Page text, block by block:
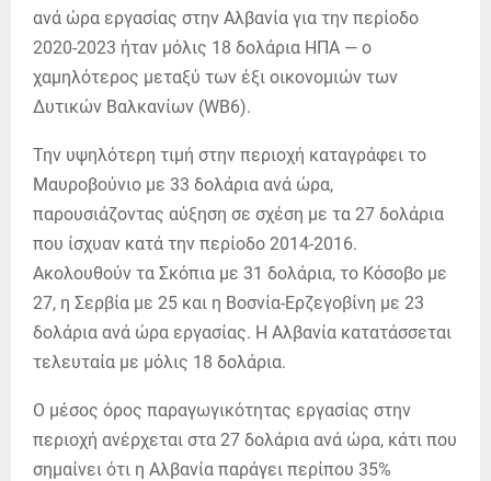
ανά ώρα εργασίας στην Αλβανία για την περίοδο
2020-2023 ήταν μόλις 18 δολάρια ΗΠΑ — ο
χαμηλότερος μεταξύ των έξι οικονομιών των
Δυτικών Βαλκανίων (WB6).
Την υψηλότερη τιμή στην περιοχή καταγράφει το
Μαυροβούνιο με 33 δολάρια ανά ώρα,
παρουσιάζοντας αύξηση σε σχέση με τα 27 δολάρια
που ίσχυαν κατά την περίοδο 2014-2016.
Ακολουθούν τα Σκόπια με 31 δολάρια, το Κόσοβο με
27, η Σερβία με 25 και η Βοσνία-Ερζεγοβίνη με 23
δολάρια ανά ώρα εργασίας. Η Αλβανία κατατάσσεται
τελευταία με μόλις 18 δολάρια.
Ο μέσος όρος παραγωγικότητας εργασίας στην
περιοχή ανέρχεται στα 27 δολάρια ανά ώρα, κάτι που
σημαίνει ότι η Αλβανία παράγει περίπου 35%